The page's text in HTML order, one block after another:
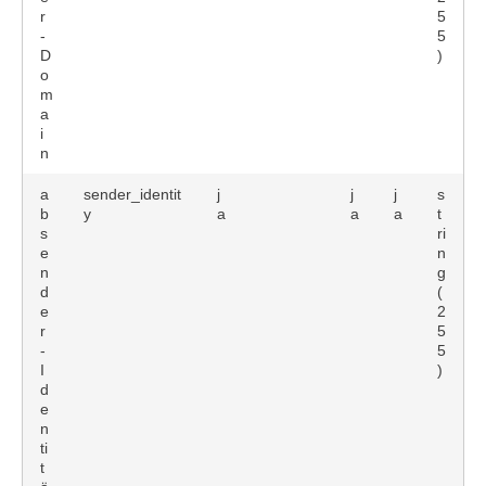
r
-
D
o
m
a
i
n
5
5
)
a
b
s
e
n
d
e
r
-
I
d
e
n
ti
t
sender_identit
y
j
a
j
a
j
a
s
t
ri
n
g
(
2
5
5
)